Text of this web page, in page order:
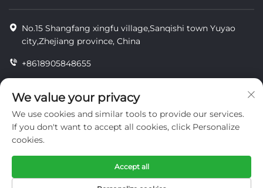
No.15 Shangfang xingfu village,Sanqishi town Yuyao
city,Zhejiang province, China
+8618905848655
[email protected]
поверителност
We value your privacy
We use cookies and similar tools to provide our services.
If you don't want to accept all cookies, click Personalize
cookies.
Accept all